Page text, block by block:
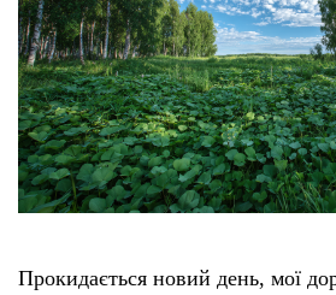
Прокидається новий день, мої